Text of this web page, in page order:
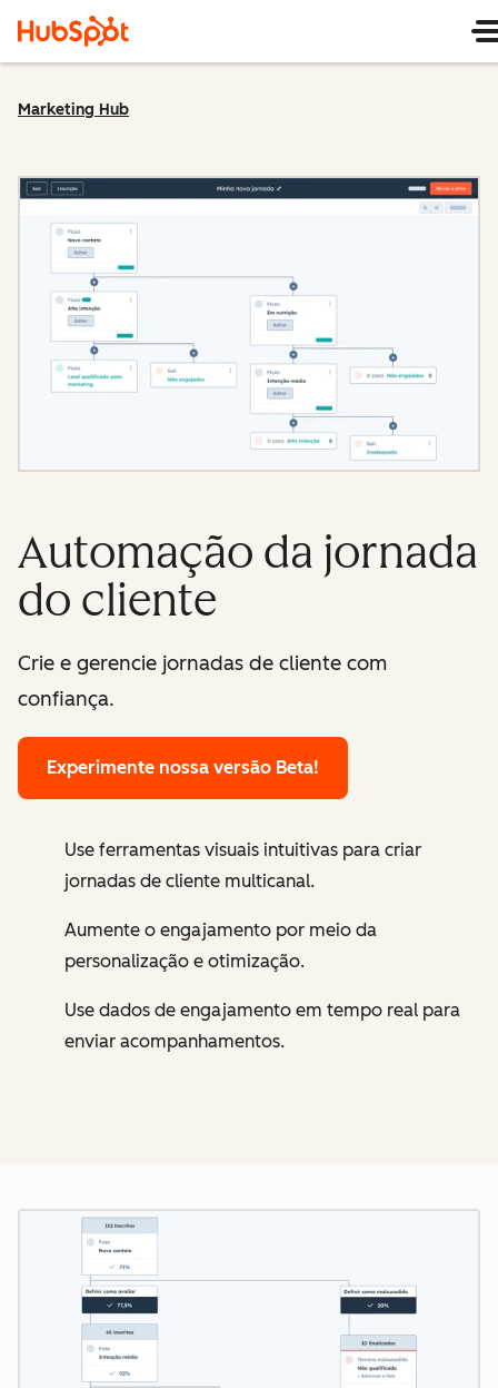
Marketing Hub
Automação da jornada
do cliente
Crie e gerencie jornadas de cliente com
confiança.
Experimente nossa versão Beta!
Use ferramentas visuais intuitivas para criar
jornadas de cliente multicanal.
Aumente o engajamento por meio da
personalização e otimização.
Use dados de engajamento em tempo real para
enviar acompanhamentos.